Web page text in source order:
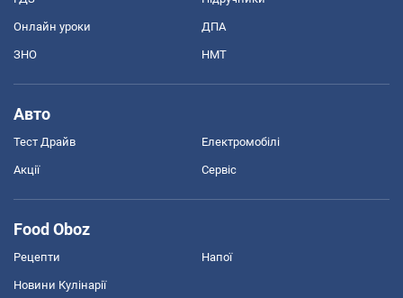
Онлайн уроки ДПА
ЗНО НМТ
Авто
Тест Драйв Електромобілі
Акції Сервіс
Food Oboz
Рецепти Напої
Новини Кулінарії